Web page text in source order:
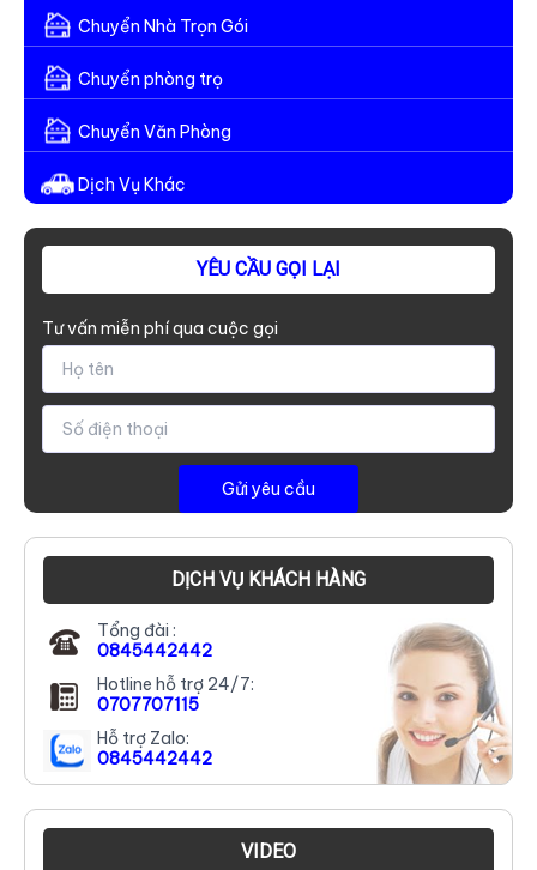
Chuyển Nhà Trọn Gói
Chuyển phòng trọ
Chuyển Văn Phòng
Dịch Vụ Khác
YÊU CẦU GỌI LẠI
Tư vấn miễn phí qua cuộc gọi
DỊCH VỤ KHÁCH HÀNG
Tổng đài :
0845442442
Hotline hỗ trợ 24/7:
0707707115
Hỗ trợ Zalo:
0845442442
VIDEO